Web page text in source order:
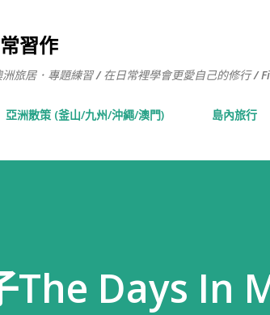
習作
旅居．專題練習 / 在日常裡學會更愛自己的修行 /
亞洲散策 (釜山/九州/沖繩/澳門) 島內旅行
The Days In